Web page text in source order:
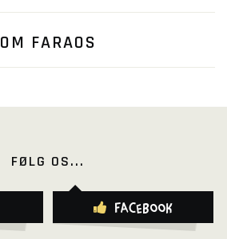
OM FARAOS
FØLG OS...
Facebook